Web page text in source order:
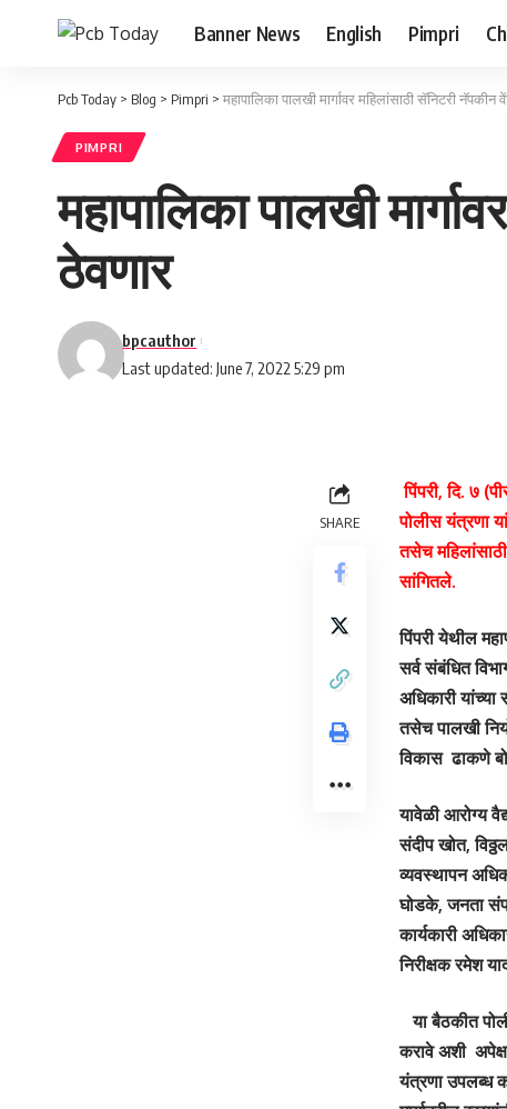
Banner News English Pimpri
Pcb Today > Blog > Pimpri > महापालिका पालखी मार्गावर महिलांसाठी सॅनिटरी नॅपकीन
PIMPRI
महापालिका पालखी
ठेवणार
Last updated: June 7, 2022 5:29 pm
bpcauthor
SHARE
पिंपरी, दि. ७
पोलीस यंत्रणा
तसेच
सांगितले.
पिंपरी येथील
सर्व संबंधित
अधिकारी
तसेच पालखी
विकास ढाकणे
यावेळी आरोग्य
संदीप खोत,
व्यवस्थापन
घोडके, जनता
कार्यकारी
निरीक्षक रमेश
या बैठकीत
करावे अशी
यंत्रणा उपलब्ध